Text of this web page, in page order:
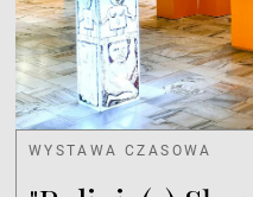
WYSTAWA CZASOWA